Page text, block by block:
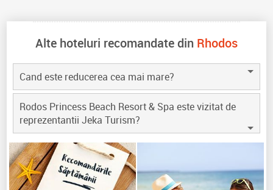
Alte hoteluri recomandate din Rhodos
Cand este reducerea cea mai mare?
Rodos Princess Beach Resort & Spa este vizitat de
reprezentantii Jeka Turism?